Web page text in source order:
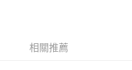
需儲值。相關推薦